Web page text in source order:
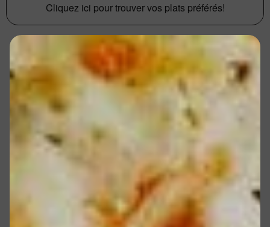
Cliquez ici pour trouver vos plats préférés!